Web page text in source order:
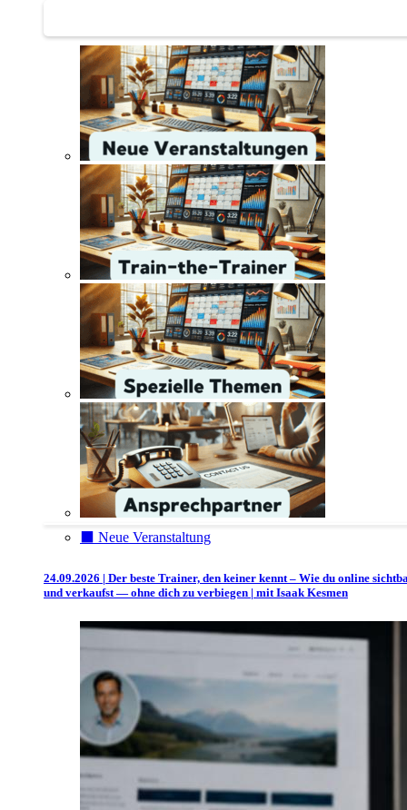
⬛️ Neue Veranstaltung
24.09.2026 | Der beste Trainer, den keiner kennt – Wie du online
und verkaufst — ohne dich zu verbiegen | mit Isaak Kesmen